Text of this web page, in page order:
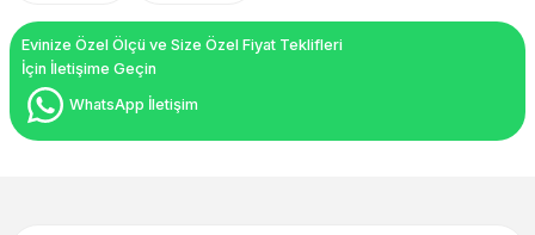
Evinize Özel Ölçü ve Size Özel Fiyat Teklifleri
İçin İletişime Geçin
WhatsApp İletişim